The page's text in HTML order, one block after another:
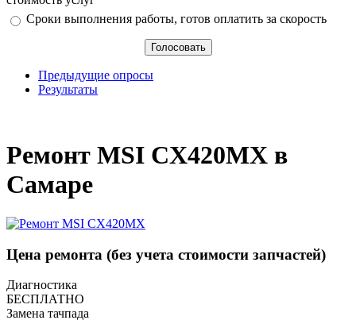
Сроки выполнения работы, готов оплатить за скорость
Предыдущие опросы
Результаты
Ремонт MSI CX420MX в
Самаре
Цена ремонта (без учета стоимости запчастей)
Диагностика
БЕСПЛАТНО
Замена тачпада